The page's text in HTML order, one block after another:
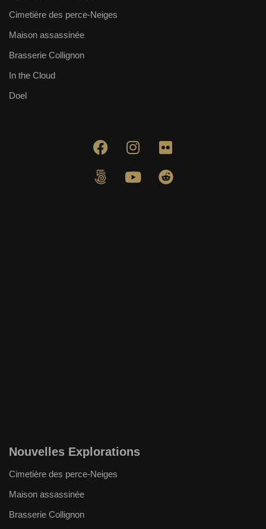
Cimetière des perce-Neiges
Maison assassinée
Brasserie Collignon
In the Cloud
Doel
Nouvelles Explorations
Cimetière des perce-Neiges
Maison assassinée
Brasserie Collignon